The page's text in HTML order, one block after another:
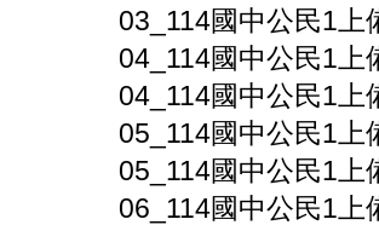
03_114國中公民1上
04_114國中公民1上
04_114國中公民1上
05_114國中公民1上
05_114國中公民1上
06_114國中公民1上